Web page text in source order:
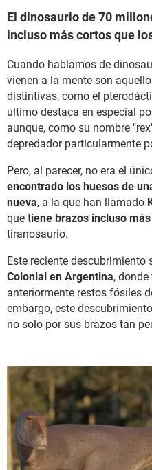
El dinosaurio de 70
incluso más cortos que
Cuando hablamos de
vienen a la mente son
distintivas, como el
último destaca en especial
aunque, como su nombre
depredador particularmente
Pero, al parecer, no era el
encontrado los huesos de
nueva, a la que han llamado
que tiene brazos incluso
tiranosaurio.
Este reciente descubrimiento
Colonial en Argentina,
anteriormente restos fósiles
embargo, este
no solo por sus brazos tan